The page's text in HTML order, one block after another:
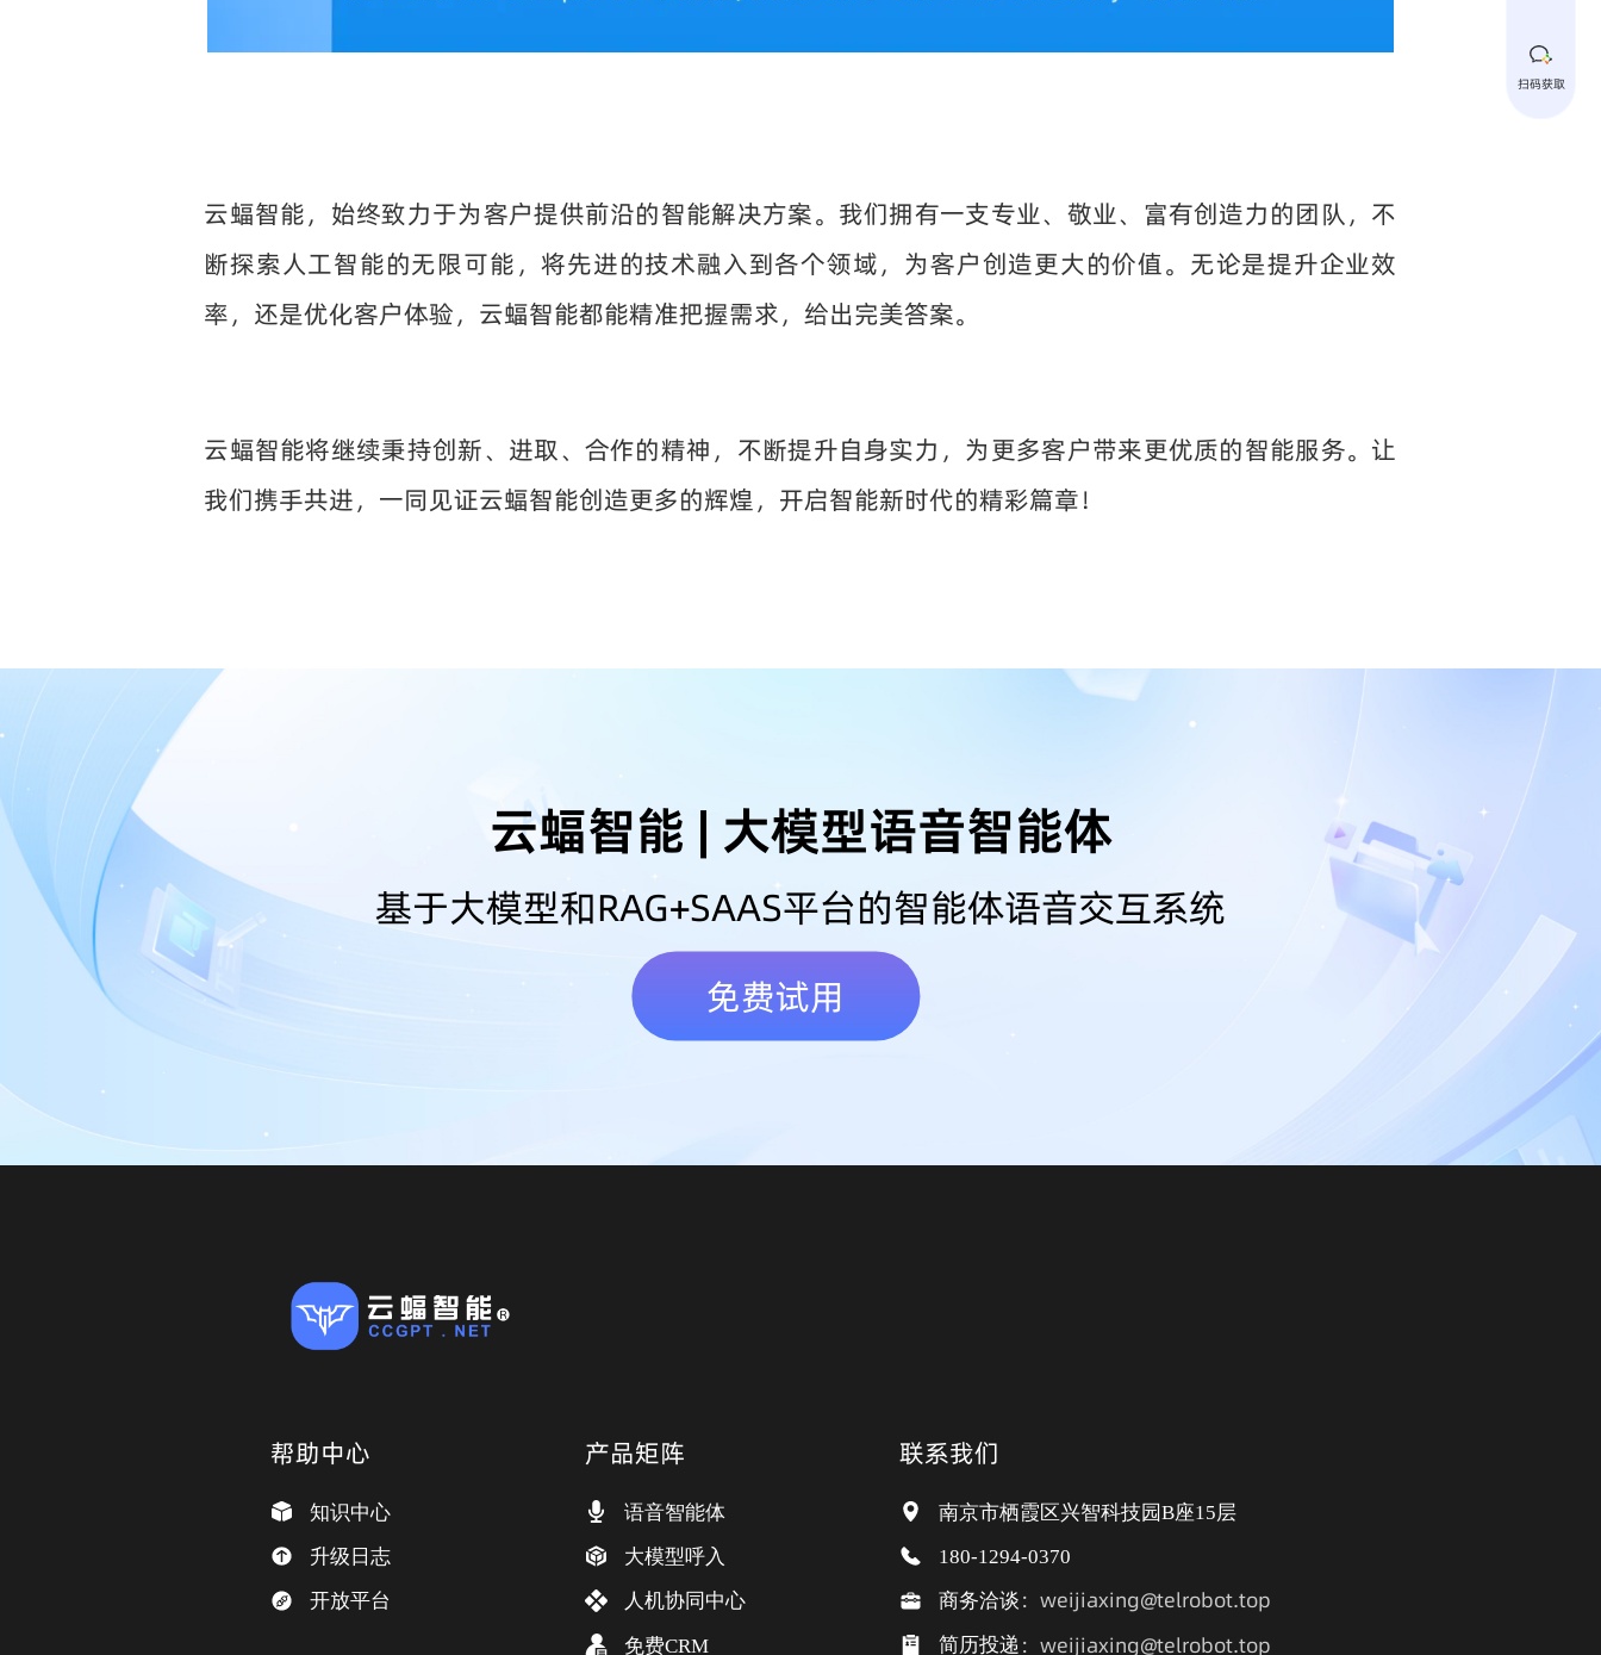
扫码获取
云蝠智能，始终致力于为客户提供前沿的智能解决方案。我们拥有一支专业、敬业、富有创造力的团队，不
断探索人工智能的无限可能，将先进的技术融入到各个领域，为客户创造更大的价值。无论是提升企业效
率，还是优化客户体验，云蝠智能都能精准把握需求，给出完美答案。
云蝠智能将继续秉持创新、进取、合作的精神，不断提升自身实力，为更多客户带来更优质的智能服务。让
我们携手共进，一同见证云蝠智能创造更多的辉煌，开启智能新时代的精彩篇章！
云蝠智能 | 大模型语音智能体
基于大模型和RAG+SAAS平台的智能体语音交互系统
免费试用
帮助中心
知识中心
升级日志
开放平台
产品矩阵
语音智能体
大模型呼入
人机协同中心
免费CRM
联系我们
南京市栖霞区兴智科技园B座15层
180-1294-0370
商务洽谈 ：weijiaxing@telrobot.top
简历投递 ：weijiaxing@telrobot.top